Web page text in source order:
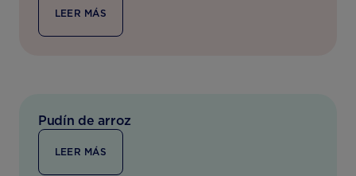
LEER MÁS
Pudín de arroz
LEER MÁS